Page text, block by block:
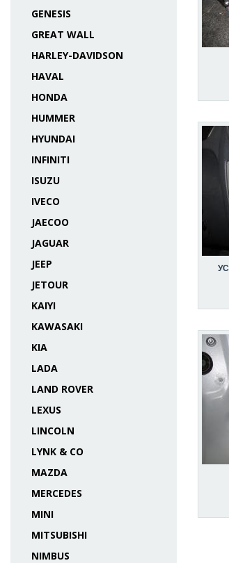
GENESIS
GREAT WALL
HARLEY-DAVIDSON
HAVAL
HONDA
HUMMER
HYUNDAI
INFINITI
ISUZU
IVECO
JAECOO
JAGUAR
JEEP
JETOUR
KAIYI
KAWASAKI
KIA
LADA
LAND ROVER
LEXUS
LINCOLN
LYNK & CO
MAZDA
MERCEDES
MINI
MITSUBISHI
NIMBUS